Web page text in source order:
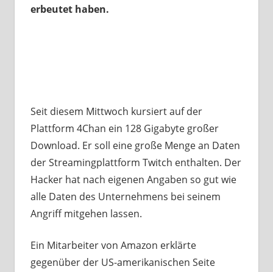
erbeutet haben.
Seit diesem Mittwoch kursiert auf der
Plattform 4Chan ein 128 Gigabyte großer
Download. Er soll eine große Menge an Daten
der Streamingplattform Twitch enthalten. Der
Hacker hat nach eigenen Angaben so gut wie
alle Daten des Unternehmens bei seinem
Angriff mitgehen lassen.
Ein Mitarbeiter von Amazon erklärte
gegenüber der US-amerikanischen Seite